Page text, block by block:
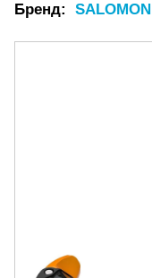
Бренд: SALOMON